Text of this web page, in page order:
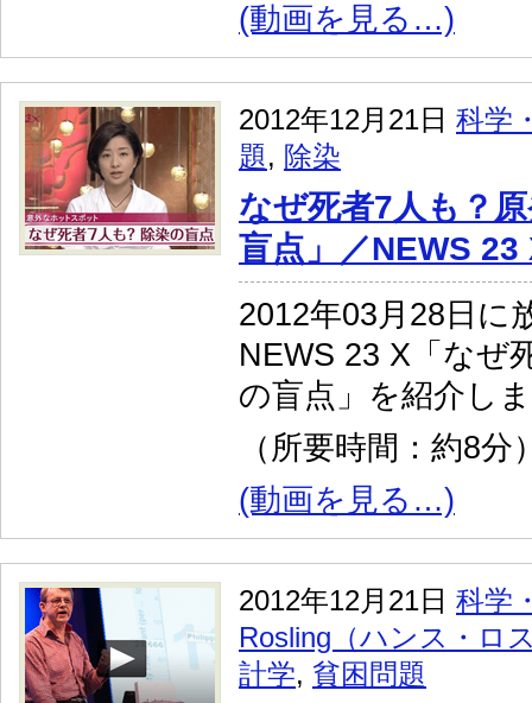
(動画を見る…)
2012年12月21日 科学
題, 除染
なぜ死者7人も？
盲点」／NEWS 23
2012年03月28日に
NEWS 23 X「なぜ
の盲点」を紹介し
（所要時間：約8分
(動画を見る…)
2012年12月21日 科学
Rosling（ハンス・ロ
計学, 貧困問題